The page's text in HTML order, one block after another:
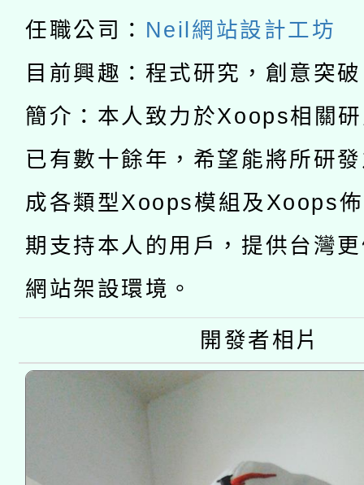
pilot」
有關大陸委員會函釋公
薪期間赴陸應申請許可
轉知經濟部水利署委託
業技術研究院辦理「
用水績優單位及節水達
動」
115年8月22日(星期六
桃園市孔廟祈福系列
開 智慧啟航」
2026年桃園地景藝術
「2026桃園藝術巡演
關事宜
國立臺灣師範大學辦理
年度健康促進學校輔導
業成長研習」實施計畫
任職公司： Neil網站設計工坊
目前興趣：程式研究，創意突
簡介：本人致力於Xoops相關
已有數十餘年，希望能將所研
成各類型Xoops模組及Xoops
期支持本人的用戶，提供台灣
網站架設環境。
開發者相片